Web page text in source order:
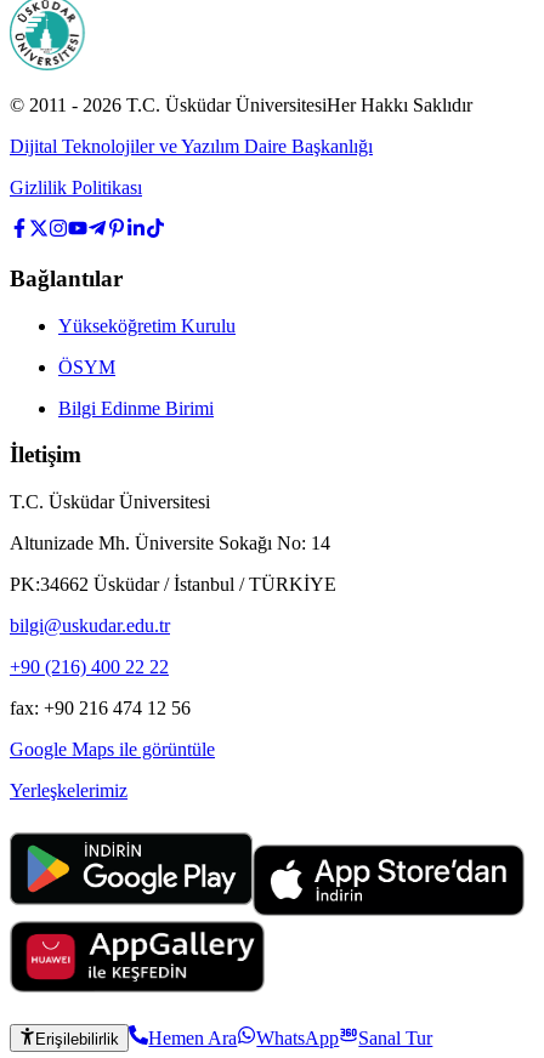
© 2011 - 2026 T.C. Üsküdar ÜniversitesiHer Hakkı Saklıdır
Dijital Teknolojiler ve Yazılım Daire Başkanlığı
Gizlilik Politikası
Bağlantılar
Yükseköğretim Kurulu
ÖSYM
Bilgi Edinme Birimi
İletişim
T.C. Üsküdar Üniversitesi
Altunizade Mh. Üniversite Sokağı No: 14
PK:34662 Üsküdar / İstanbul / TÜRKİYE
bilgi@uskudar.edu.tr
+90 (216) 400 22 22
fax: +90 216 474 12 56
Google Maps ile görüntüle
Yerleşkelerimiz
Erişilebilirlik Hemen Ara WhatsApp Sanal Tur